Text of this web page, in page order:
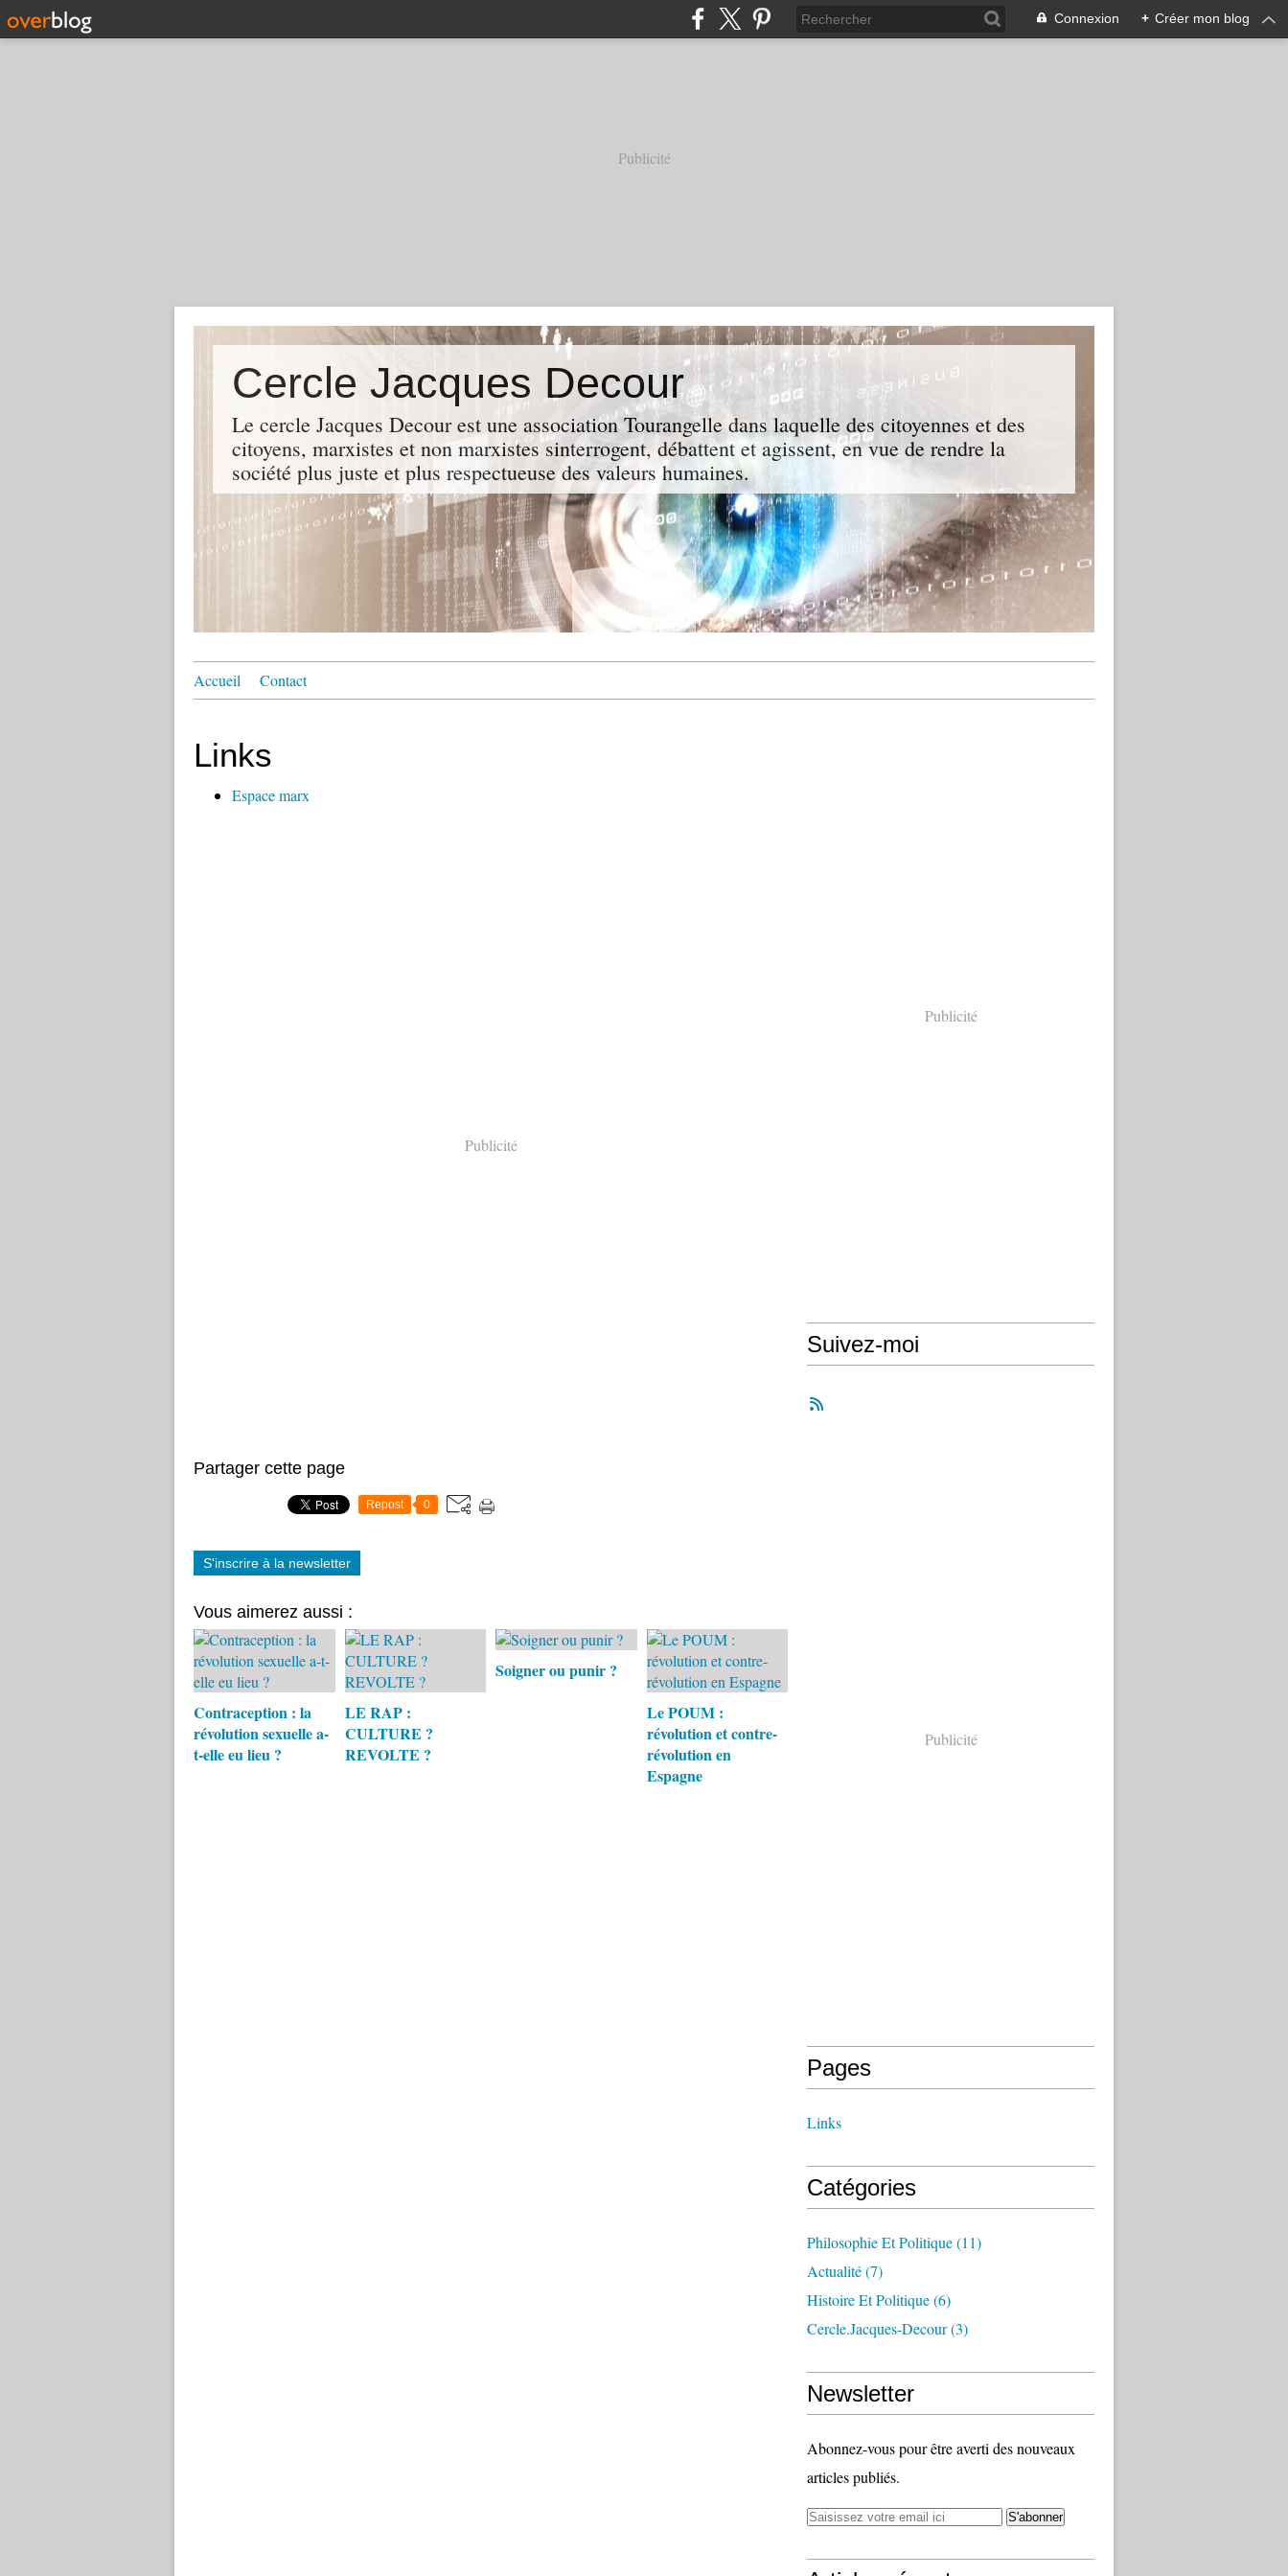
Connexion + Créer mon blog
Publicité
Cercle Jacques Decour
Le cercle Jacques Decour est une association Tourangelle dans laquelle des citoyennes et des
citoyens, marxistes et non marxistes sinterrogent, débattent et agissent, en vue de rendre la
société plus juste et plus respectueuse des valeurs humaines.
Accueil Contact
Links
Espace marx
Publicité
Partager cette page
Repost 0
S'inscrire à la newsletter
Vous aimerez aussi :
Contraception : la
révolution sexuelle a-
t-elle eu lieu ?
LE RAP :
CULTURE ?
REVOLTE ?
Soigner ou punir ?
Le POUM :
révolution et contre-
révolution en
Espagne
Publicité
Suivez-moi
Publicité
Pages
Links
Catégories
Philosophie Et Politique(11)
Actualité(7)
Histoire Et Politique(6)
Cercle.jacques-Decour(3)
Newsletter
Abonnez-vous pour être averti des nouveaux
articles publiés.